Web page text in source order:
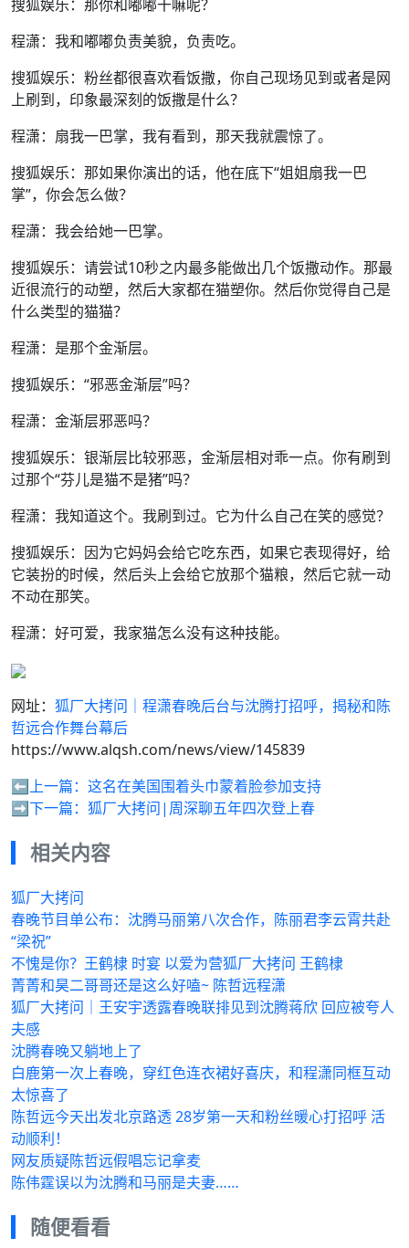
搜狐娱乐：那你和嘟嘟干嘛呢？
程潇：我和嘟嘟负责美貌，负责吃。
搜狐娱乐：粉丝都很喜欢看饭撒，你自己现场见到或者是网
上刷到，印象最深刻的饭撒是什么？
程潇：扇我一巴掌，我有看到，那天我就震惊了。
搜狐娱乐：那如果你演出的话，他在底下“姐姐扇我一巴
掌”，你会怎么做？
程潇：我会给她一巴掌。
搜狐娱乐：请尝试10秒之内最多能做出几个饭撒动作。那最
近很流行的动塑，然后大家都在猫塑你。然后你觉得自己是
什么类型的猫猫？
程潇：是那个金渐层。
搜狐娱乐：“邪恶金渐层”吗？
程潇：金渐层邪恶吗？
搜狐娱乐：银渐层比较邪恶，金渐层相对乖一点。你有刷到
过那个“芬儿是猫不是猪”吗？
程潇：我知道这个。我刷到过。它为什么自己在笑的感觉？
搜狐娱乐：因为它妈妈会给它吃东西，如果它表现得好，给
它装扮的时候，然后头上会给它放那个猫粮，然后它就一动
不动在那笑。
程潇：好可爱，我家猫怎么没有这种技能。
网址： 狐厂大拷问｜程潇春晚后台与沈腾打招呼，揭秘和陈
哲远合作舞台幕后
https://www.alqsh.com/news/view/145839
⬅️上一篇： 这名在美国围着头巾蒙着脸参加支持
➡️下一篇： 狐厂大拷问|周深聊五年四次登上春
相关内容
狐厂大拷问
春晚节目单公布：沈腾马丽第八次合作，陈丽君李云霄共赴
“梁祝”
不愧是你？王鹤棣 时宴 以爱为营狐厂大拷问 王鹤棣
菁菁和昊二哥哥还是这么好嗑~ 陈哲远程潇
狐厂大拷问｜王安宇透露春晚联排见到沈腾蒋欣 回应被夸人
夫感
沈腾春晚又躺地上了
白鹿第一次上春晚，穿红色连衣裙好喜庆，和程潇同框互动
太惊喜了
陈哲远今天出发北京路透 28岁第一天和粉丝暖心打招呼 活
动顺利！
网友质疑陈哲远假唱忘记拿麦
陈伟霆误以为沈腾和马丽是夫妻……
随便看看